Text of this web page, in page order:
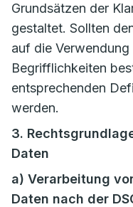
Grundsätzen der
gestaltet. Sollten
auf die
Begrifflichkeiten
entsprechenden
werden.
3.
Daten
a) Verarbeitung
Daten nach der